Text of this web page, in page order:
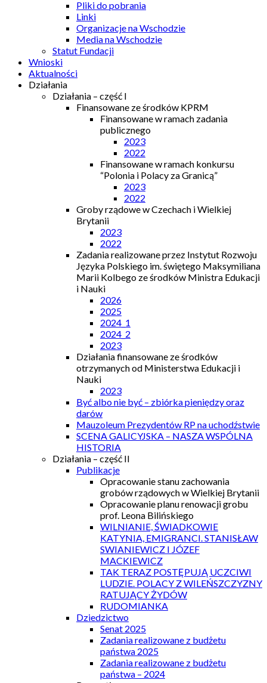
Pliki do pobrania
Linki
Organizacje na Wschodzie
Media na Wschodzie
Statut Fundacji
Wnioski
Aktualności
Działania
Działania – część I
Finansowane ze środków KPRM
Finansowane w ramach zadania
publicznego
2023
2022
Finansowane w ramach konkursu
“Polonia i Polacy za Granicą”
2023
2022
Groby rządowe w Czechach i Wielkiej
Brytanii
2023
2022
Zadania realizowane przez Instytut Rozwoju
Języka Polskiego im. świętego Maksymiliana
Marii Kolbego ze środków Ministra Edukacji
i Nauki
2026
2025
2024_1
2024_2
2023
Działania finansowane ze środków
otrzymanych od Ministerstwa Edukacji i
Nauki
2023
Być albo nie być – zbiórka pieniędzy oraz
darów
Mauzoleum Prezydentów RP na uchodźstwie
SCENA GALICYJSKA – NASZA WSPÓLNA
HISTORIA
Działania – część II
Publikacje
Opracowanie stanu zachowania
grobów rządowych w Wielkiej Brytanii
Opracowanie planu renowacji grobu
prof. Leona Bilińskiego
WILNIANIE, ŚWIADKOWIE
KATYNIA, EMIGRANCI. STANISŁAW
SWIANIEWICZ I JÓZEF
MACKIEWICZ
TAK TERAZ POSTĘPUJĄ UCZCIWI
LUDZIE. POLACY Z WILEŃSZCZYZNY
RATUJĄCY ŻYDÓW
RUDOMIANKA
Dziedzictwo
Senat 2025
Zadania realizowane z budżetu
państwa 2025
Zadania realizowane z budżetu
państwa – 2024